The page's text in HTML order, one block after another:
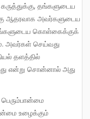
தங்களுடைய
ஆதரவாக அவர்களுடைய
கொள்கைக்குக்
அவர்கள் செய்வது
தளத்தில்
என்று சொன்னால் அது
உழைக்கும்